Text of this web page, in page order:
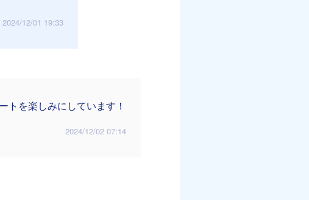
2024/12/01 19:33
トを楽しみにしています！
2024/12/02 07:14